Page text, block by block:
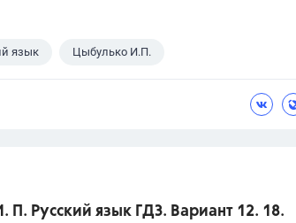
язык Цыбулько И.П.
П. Русский язык ГДЗ. Вариант 12. 18.